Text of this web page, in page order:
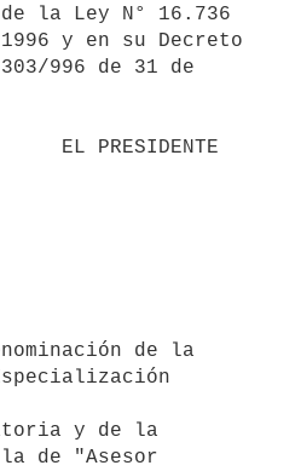
la Ley N° 16.736
y en su Decreto
996 de 31 de
y de la
de "Asesor